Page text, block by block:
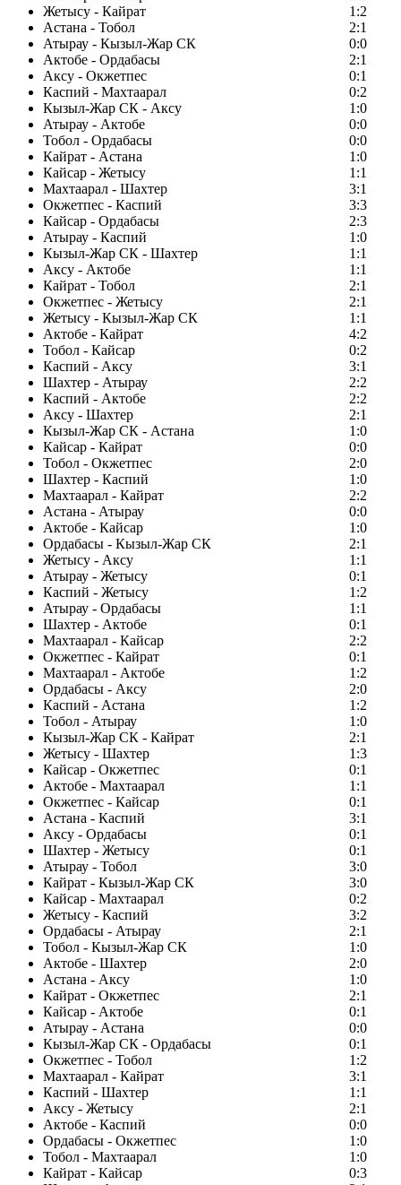
Жетысу - Кайрат
1:2
Астана - Тобол
2:1
Атырау - Кызыл-Жар СК
0:0
Актобе - Ордабасы
2:1
Аксу - Окжетпес
0:1
Каспий - Махтаарал
0:2
Кызыл-Жар СК - Аксу
1:0
Атырау - Актобе
0:0
Тобол - Ордабасы
0:0
Кайрат - Астана
1:0
Кайсар - Жетысу
1:1
Махтаарал - Шахтер
3:1
Окжетпес - Каспий
3:3
Кайсар - Ордабасы
2:3
Атырау - Каспий
1:0
Кызыл-Жар СК - Шахтер
1:1
Аксу - Актобе
1:1
Кайрат - Тобол
2:1
Окжетпес - Жетысу
2:1
Жетысу - Кызыл-Жар СК
1:1
Актобе - Кайрат
4:2
Тобол - Кайсар
0:2
Каспий - Аксу
3:1
Шахтер - Атырау
2:2
Каспий - Актобе
2:2
Аксу - Шахтер
2:1
Кызыл-Жар СК - Астана
1:0
Кайсар - Кайрат
0:0
Тобол - Окжетпес
2:0
Шахтер - Каспий
1:0
Махтаарал - Кайрат
2:2
Астана - Атырау
0:0
Актобе - Кайсар
1:0
Ордабасы - Кызыл-Жар СК
2:1
Жетысу - Аксу
1:1
Атырау - Жетысу
0:1
Каспий - Жетысу
1:2
Атырау - Ордабасы
1:1
Шахтер - Актобе
0:1
Махтаарал - Кайсар
2:2
Окжетпес - Кайрат
0:1
Махтаарал - Актобе
1:2
Ордабасы - Аксу
2:0
Каспий - Астана
1:2
Тобол - Атырау
1:0
Кызыл-Жар СК - Кайрат
2:1
Жетысу - Шахтер
1:3
Кайсар - Окжетпес
0:1
Актобе - Махтаарал
1:1
Окжетпес - Кайсар
0:1
Астана - Каспий
3:1
Аксу - Ордабасы
0:1
Шахтер - Жетысу
0:1
Атырау - Тобол
3:0
Кайрат - Кызыл-Жар СК
3:0
Кайсар - Махтаарал
0:2
Жетысу - Каспий
3:2
Ордабасы - Атырау
2:1
Тобол - Кызыл-Жар СК
1:0
Актобе - Шахтер
2:0
Астана - Аксу
1:0
Кайрат - Окжетпес
2:1
Кайсар - Актобе
0:1
Атырау - Астана
0:0
Кызыл-Жар СК - Ордабасы
0:1
Окжетпес - Тобол
1:2
Махтаарал - Кайрат
3:1
Каспий - Шахтер
1:1
Аксу - Жетысу
2:1
Актобе - Каспий
0:0
Ордабасы - Окжетпес
1:0
Тобол - Махтаарал
1:0
Кайрат - Кайсар
0:3